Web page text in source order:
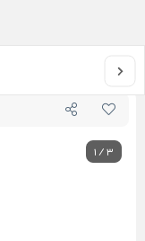
خانه
1/3